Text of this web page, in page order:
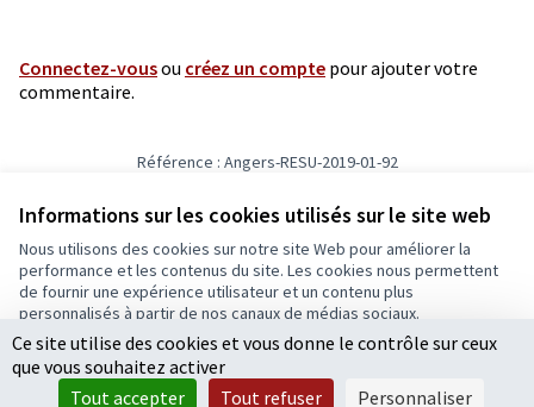
Informations sur les cookies utilisés sur le site web
Nous utilisons des cookies sur notre site Web pour améliorer la
performance et les contenus du site. Les cookies nous permettent
de fournir une expérience utilisateur et un contenu plus
personnalisés à partir de nos canaux de médias sociaux.
Tout accepter
Accepter seulement les cookies essentiels
Connectez-vousou créez un compte pour ajouter votre
commentaire.
Référence : Angers-RESU-2019-01-92
Conditions d'utilisation
Paramètres des cookies
Ecrivons Angers sur X
(Lien externe)
Ecrivons Angers sur Facebook
(Lien externe)
Ce site utilise des cookies et vous donne le contrôle sur ceux
que vous souhaitez activer
Tout accepter
Tout refuser Personnaliser